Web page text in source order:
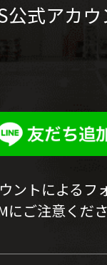
公式アカ
ントによるフ
にご注意くだ